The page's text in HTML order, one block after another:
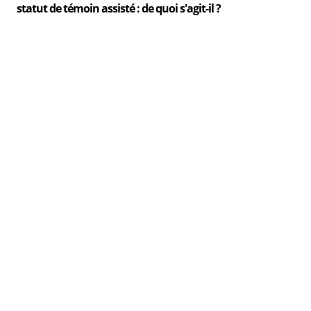
statut de témoin assisté : de quoi s'agit-il ?